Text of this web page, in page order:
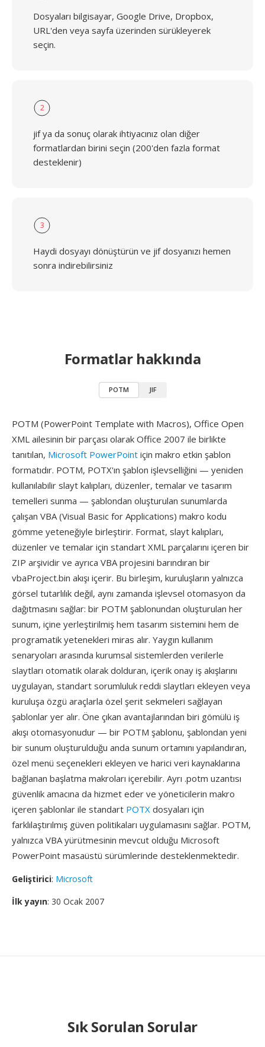
Dosyaları bilgisayar, Google Drive, Dropbox,
URL'den veya sayfa üzerinden sürükleyerek
seçin.
2
jif ya da sonuç olarak ihtiyacınız olan diğer
formatlardan birini seçin (200'den fazla format
desteklenir)
3
Haydi dosyayı dönüştürün ve jif dosyanızı hemen
sonra indirebilirsiniz
Formatlar hakkında
POTM JIF
POTM (PowerPoint Template with Macros), Office Open
XML ailesinin bir parçası olarak Office 2007 ile birlikte
tanıtılan, Microsoft PowerPoint için makro etkin şablon
formatıdır. POTM, POTX'ın şablon işlevselliğini — yeniden
kullanılabilir slayt kalıpları, düzenler, temalar ve tasarım
temelleri sunma — şablondan oluşturulan sunumlarda
çalışan VBA (Visual Basic for Applications) makro kodu
gömme yeteneğiyle birleştirir. Format, slayt kalıpları,
düzenler ve temalar için standart XML parçalarını içeren bir
ZIP arşividir ve ayrıca VBA projesini barındıran bir
vbaProject.bin akışı içerir. Bu birleşim, kuruluşların yalnızca
görsel tutarlılık değil, aynı zamanda işlevsel otomasyon da
dağıtmasını sağlar: bir POTM şablonundan oluşturulan her
sunum, içine yerleştirilmiş hem tasarım sistemini hem de
programatik yetenekleri miras alır. Yaygın kullanım
senaryoları arasında kurumsal sistemlerden verilerle
slaytları otomatik olarak dolduran, içerik onay iş akışlarını
uygulayan, standart sorumluluk reddi slaytları ekleyen veya
kuruluşa özgü araçlarla özel şerit sekmeleri sağlayan
şablonlar yer alır. Öne çıkan avantajlarından biri gömülü iş
akışı otomasyonudur — bir POTM şablonu, şablondan yeni
bir sunum oluşturulduğu anda sunum ortamını yapılandıran,
özel menü seçenekleri ekleyen ve harici veri kaynaklarına
bağlanan başlatma makroları içerebilir. Ayrı .potm uzantısı
güvenlik amacına da hizmet eder ve yöneticilerin makro
içeren şablonlar ile standart POTX dosyaları için
farklılaştırılmış güven politikaları uygulamasını sağlar. POTM,
yalnızca VBA yürütmesinin mevcut olduğu Microsoft
PowerPoint masaüstü sürümlerinde desteklenmektedir.
Geliştirici: Microsoft
İlk yayın: 30 Ocak 2007
Sık Sorulan Sorular